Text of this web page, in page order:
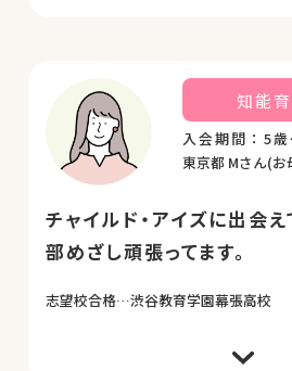
問題を様々な角度から考え、答
導いていただきました。小学校
むのは難しいとされる中学受験
と、「チャイルド・アイズで学ん
題を見せてくれました。「作図
けではありませんが、それの基
いたので、問題を解くときの「
スするためのものではなく、学
であったと感じられるのは、チ
「考える楽しさ」を教えていた
す。チャイルド・アイズで学んだ
だけではなく、人間関係など人
乗り越える力を見出していけると
は第一志望校の門をくぐります。
知能
入会期間：5
東京都 Mさん(お
チャイルド・アイズに出会
部めざし頑張ってます。
志望校合格…渋谷教育学園幕張高校